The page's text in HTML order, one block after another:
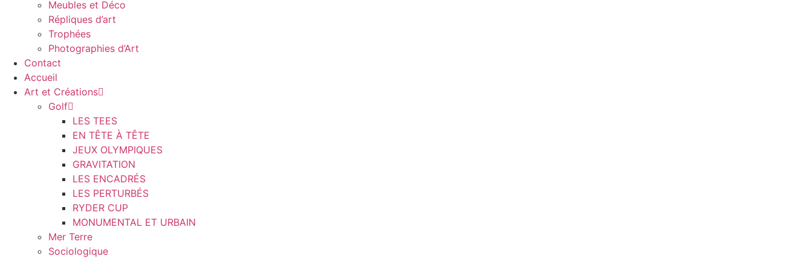
Meubles et Déco
Répliques d’art
Trophées
Photographies d’Art
Contact
Accueil
Art et Créations
Golf
LES TEES
EN TÊTE À TÊTE
JEUX OLYMPIQUES
GRAVITATION
LES ENCADRÉS
LES PERTURBÉS
RYDER CUP
MONUMENTAL ET URBAIN
Mer Terre
Sociologique